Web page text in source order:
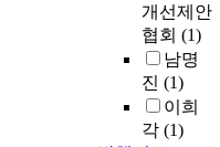
개선제안
협회 (1)
남명
진 (1)
이희
각 (1)